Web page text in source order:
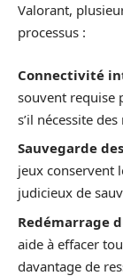
Valorant,
processus :
Connectivité
souvent requise
s’il nécessite
Sauvegarde
jeux conservent
judicieux de
Redémarrage
aide à effacer
davantage de